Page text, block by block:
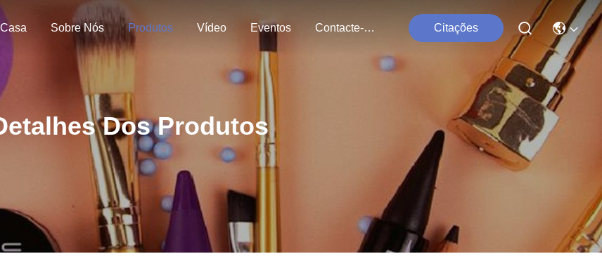
Sobre Nós Produtos Vídeo Eventos Contacte-Nos Citações
Dos Produtos